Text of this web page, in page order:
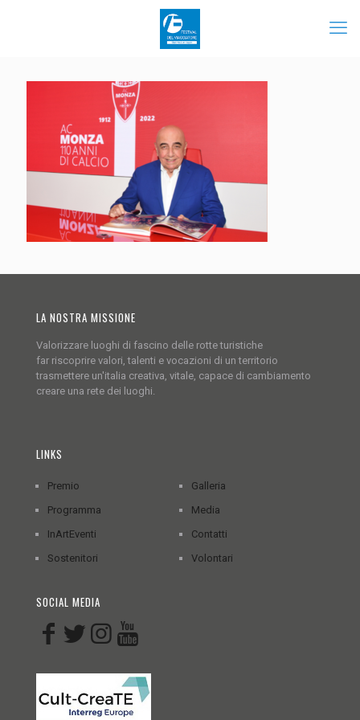
LA NOSTRA MISSIONE
Valorizzare luoghi di fascino delle rotte turistiche
far riscoprire valori, talenti e vocazioni di un territorio
trasmettere un'italia creativa, vitale, capace di cambiamento
creare una rete dei luoghi.
LINKS
Premio
Programma
InArtEventi
Sostenitori
Galleria
Media
Contatti
Volontari
SOCIAL MEDIA